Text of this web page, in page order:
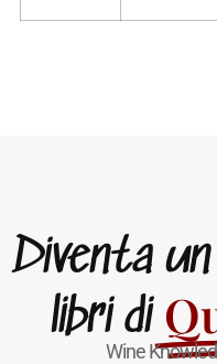
Diventa
libri di
Wine